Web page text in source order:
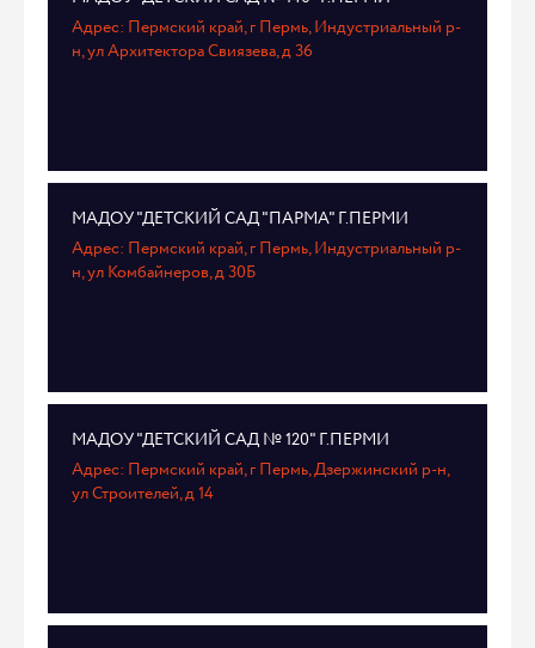
Адрес: Пермский край, г Пермь, Индустриальный р-
н, ул Архитектора Свиязева, д 36
МАДОУ "ДЕТСКИЙ САД "ПАРМА" Г.ПЕРМИ
Адрес: Пермский край, г Пермь, Индустриальный р-
н, ул Комбайнеров, д 30Б
МАДОУ "ДЕТСКИЙ САД № 120" Г.ПЕРМИ
Адрес: Пермский край, г Пермь, Дзержинский р-н,
ул Строителей, д 14